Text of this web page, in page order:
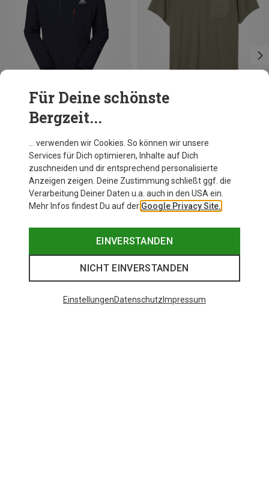
Du sparst 18%
Für Deine schönste
Bergzeit...
… verwenden wir Cookies. So können wir unsere
Services für Dich optimieren, Inhalte auf Dich
zuschneiden und dir entsprechend personalisierte
Anzeigen zeigen. Deine Zustimmung schließt ggf. die
Verarbeitung Deiner Daten u.a. auch in den USA ein.
Mehr Infos findest Du auf der Google Privacy Site.
EINVERSTANDEN
NICHT EINVERSTANDEN
EinstellungenDatenschutz Impressum